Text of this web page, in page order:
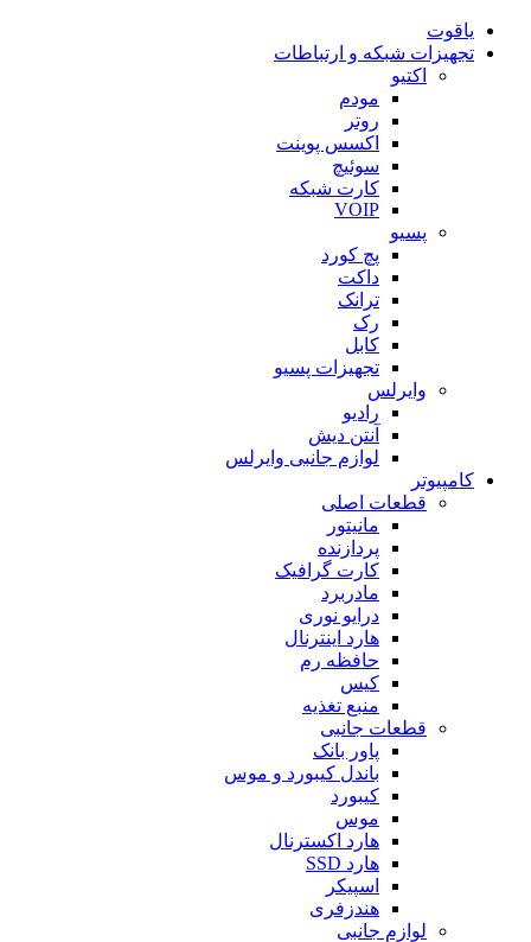
یاقوت
تجهیزات شبکه و ارتباطات
اکتیو
مودم
روتر
اکسس پوینت
سوئیچ
کارت شبکه
VOIP
پسیو
پچ کورد
داکت
ترانک
رک
کابل
تجهیزات پسیو
وایرلس
رادیو
آنتن دیش
لوازم جانبی وایرلس
کامپیوتر
قطعات اصلی
مانیتور
پردازنده
کارت گرافیک
مادربرد
درایو نوری
هارد اینترنال
حافظه رم
کیس
منبع تغذیه
قطعات جانبی
پاور بانک
باندل کیبورد و موس
کیبورد
موس
هارد اکسترنال
هارد SSD
اسپیکر
هندزفری
لوازم جانبی